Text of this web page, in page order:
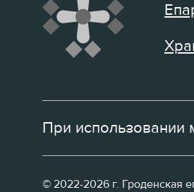
При использовании
© 2022-2026 г. Гроденская